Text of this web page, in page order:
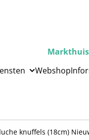
Webshop
knuffels (18cm)